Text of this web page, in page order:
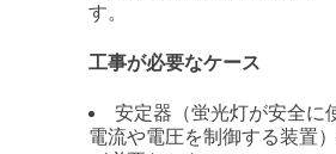
す。
工事が必要なケース
安定器（蛍光灯が安全に
電流や電圧を制御する装置